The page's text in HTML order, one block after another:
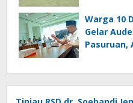
Warga 10
Gelar
Pasuruan,